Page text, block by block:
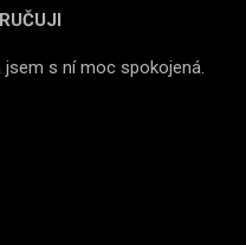
jsem s ní moc spokojená.